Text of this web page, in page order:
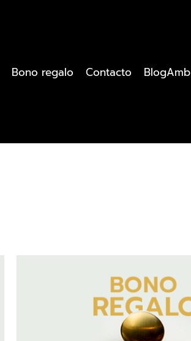
Bono regalo Contacto BlogAmb